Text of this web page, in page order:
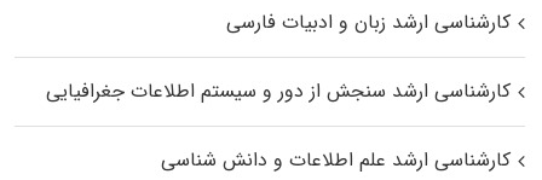
کارشناسی ارشد زبان و ادبیات فارسی
کارشناسی ارشد سنجش از دور و سیستم اطلاعات جغرافیایی
کارشناسی ارشد علم اطلاعات و دانش شناسی